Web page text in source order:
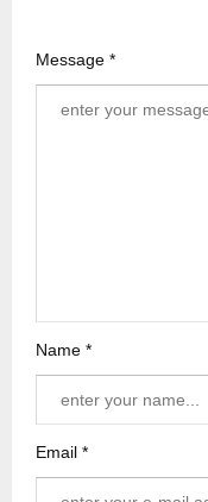
Message *
Name *
Email *